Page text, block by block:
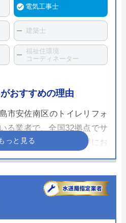
電気工事士
建築士
福祉住環境
コーディネーター
おすすめの理由
市安佐南区のトイレリフォ
る業者で、全国32拠点でサ
。水まわりの交換修理にお
の専門業者で、全国各地の
です。
カー保証に追加で延長保証